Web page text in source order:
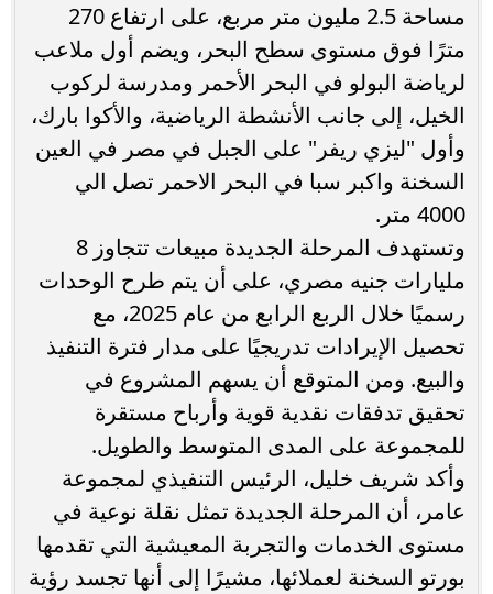
مساحة 2.5 مليون متر مربع، على ارتفاع 270
مترًا فوق مستوى سطح البحر، ويضم أول ملاعب
لرياضة البولو في البحر الأحمر ومدرسة لركوب
الخيل، إلى جانب الأنشطة الرياضية، والأكوا بارك،
وأول "ليزي ريفر" على الجبل في مصر في العين
السخنة واكبر سبا في البحر الاحمر تصل الي
4000 متر.
وتستهدف المرحلة الجديدة مبيعات تتجاوز 8
مليارات جنيه مصري، على أن يتم طرح الوحدات
رسميًا خلال الربع الرابع من عام 2025، مع
تحصيل الإيرادات تدريجيًا على مدار فترة التنفيذ
والبيع. ومن المتوقع أن يسهم المشروع في
تحقيق تدفقات نقدية قوية وأرباح مستقرة
للمجموعة على المدى المتوسط والطويل.
وأكد شريف خليل، الرئيس التنفيذي لمجموعة
عامر، أن المرحلة الجديدة تمثل نقلة نوعية في
مستوى الخدمات والتجربة المعيشية التي تقدمها
بورتو السخنة لعملائها، مشيرًا إلى أنها تجسد رؤية